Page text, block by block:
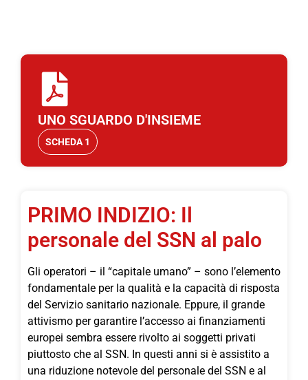
UNO SGUARDO D'INSIEME
SCHEDA 1
PRIMO INDIZIO: Il
personale del SSN al palo
Gli operatori – il “capitale umano” – sono l’elemento
fondamentale per la qualità e la capacità di risposta
del Servizio sanitario nazionale. Eppure, il grande
attivismo per garantire l’accesso ai finanziamenti
europei sembra essere rivolto ai soggetti privati
piuttosto che al SSN. In questi anni si è assistito a
una riduzione notevole del personale del SSN e al